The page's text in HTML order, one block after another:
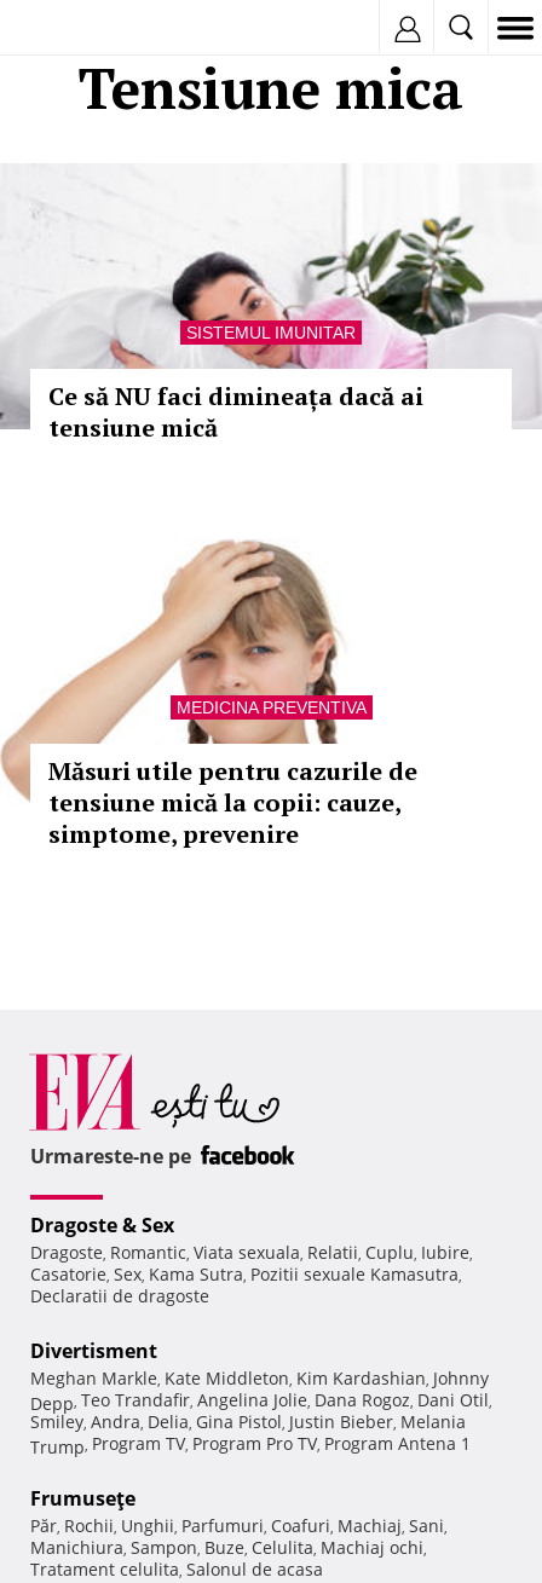
Tensiune mica
SISTEMUL IMUNITAR
Ce să NU faci dimineața dacă ai
tensiune mică
MEDICINA PREVENTIVA
Măsuri utile pentru cazurile de
tensiune mică la copii: cauze,
simptome, prevenire
Urmareste-ne pe
Dragoste & Sex
Dragoste, Romantic, Viata sexuala, Relatii, Cuplu, Iubire,
Casatorie, Sex, Kama Sutra, Pozitii sexuale Kamasutra,
Declaratii de dragoste
Divertisment
Meghan Markle, Kate Middleton, Kim Kardashian, Johnny
Depp, Teo Trandafir, Angelina Jolie, Dana Rogoz, Dani Otil,
Smiley, Andra, Delia, Gina Pistol, Justin Bieber, Melania
Trump, Program TV, Program Pro TV, Program Antena 1
Frumuseţe
Păr, Rochii, Unghii, Parfumuri, Coafuri, Machiaj, Sani,
Manichiura, Sampon, Buze, Celulita, Machiaj ochi,
Tratament celulita, Salonul de acasa